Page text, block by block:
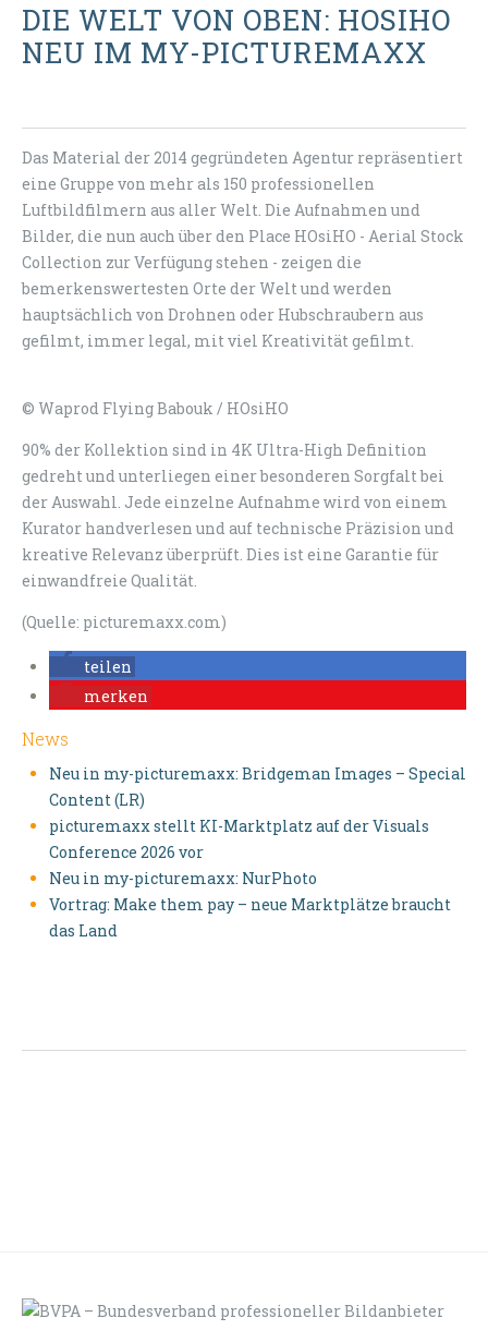
DIE WELT VON OBEN: HOSIHO
NEU IM MY-PICTUREMAXX
Das Material der 2014 gegründeten Agentur repräsentiert
eine Gruppe von mehr als 150 professionellen
Luftbildfilmern aus aller Welt. Die Aufnahmen und
Bilder, die nun auch über den Place HOsiHO - Aerial Stock
Collection zur Verfügung stehen - zeigen die
bemerkenswertesten Orte der Welt und werden
hauptsächlich von Drohnen oder Hubschraubern aus
gefilmt, immer legal, mit viel Kreativität gefilmt.
© Waprod Flying Babouk / HOsiHO
90% der Kollektion sind in 4K Ultra-High Definition
gedreht und unterliegen einer besonderen Sorgfalt bei
der Auswahl. Jede einzelne Aufnahme wird von einem
Kurator handverlesen und auf technische Präzision und
kreative Relevanz überprüft. Dies ist eine Garantie für
einwandfreie Qualität.
(Quelle: picturemaxx.com)
teilen
merken
News
Neu in my-picturemaxx: Bridgeman Images – Special
Content (LR)
picturemaxx stellt KI-Marktplatz auf der Visuals
Conference 2026 vor
Neu in my-picturemaxx: NurPhoto
Vortrag: Make them pay – neue Marktplätze braucht
das Land